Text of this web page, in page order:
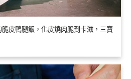
皮鴨腿飯，化皮燒肉脆到卡滋，三寶